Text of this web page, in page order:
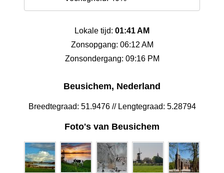
Lokale tijd: 01:41 AM
Zonsopgang: 06:12 AM
Zonsondergang: 09:16 PM
Beusichem, Nederland
Breedtegraad: 51.9476 // Lengtegraad: 5.28794
Foto's van Beusichem